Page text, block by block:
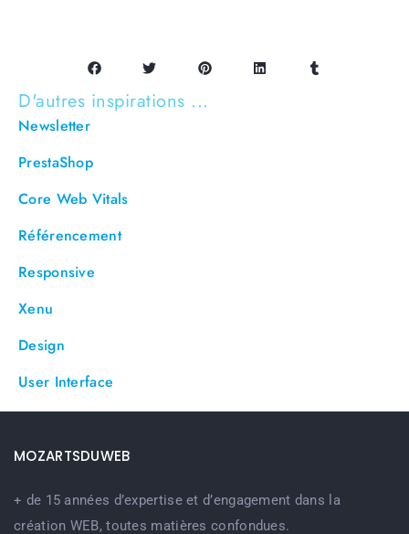
D'autres inspirations ...
Newsletter
PrestaShop
Core Web Vitals
Référencement
Responsive
Xenu
Design
User Interface
MOZARTSDUWEB
+ de 15 années d’expertise et d’engagement dans la
création WEB, toutes matières confondues.